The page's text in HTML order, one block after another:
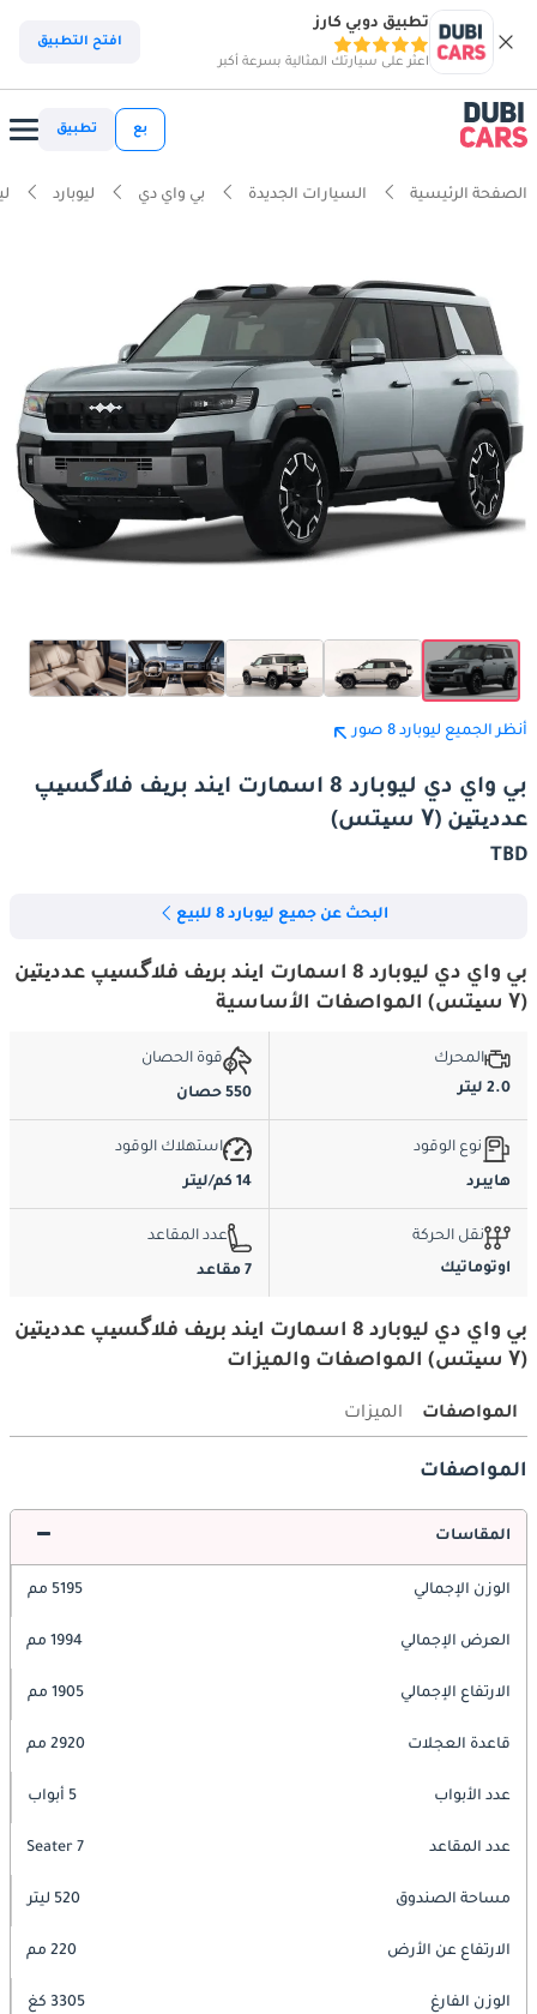
تطبيق دوبي كارز
اعثر على سيارتك المثالية بسرعة أكبر
افتح التطبيق
بع تطبيق
الصفحة الرئيسية السيارات الجديدة بي واي دي ليوبارد
أنظر الجميع ليوبارد 8 صور
بي واي دي ليوبارد 8 اسمارت ایند بریف فلاگسیپ
عددیتین (۷ سیتس)
TBD
البحث عن جميع ليوبارد 8 للبيع
بي واي دي ليوبارد 8 اسمارت ایند بریف فلاگسیپ عددیتین
(۷ سیتس) المواصفات الأساسية
المحرك
2.0 ليتر
قوة الحصان
550 حصان
نوع الوقود
هايبرد
استهلاك الوقود
14 كم/ليتر
نقل الحركة
اوتوماتيك
عدد المقاعد
7 مقاعد
بي واي دي ليوبارد 8 اسمارت ایند بریف فلاگسیپ عددیتین
(۷ سیتس) المواصفات والميزات
المواصفات الميزات
المواصفات
المقاسات
الوزن الإجمالي 5195 مم
العرض الإجمالي 1994 مم
الارتفاع الإجمالي 1905 مم
قاعدة العجلات 2920 مم
عدد الأبواب 5 أبواب
عدد المقاعد 7 Seater
مساحة الصندوق 520 ليتر
الارتفاع عن الأرض 220 مم
الوزن الفارغ 3305 كغ